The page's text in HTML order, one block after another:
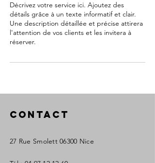
Décrivez votre service ici. Ajoutez des
détails grâce à un texte informatif et clair.
Une description détaillée et précise attirera
l'attention de vos clients et les invitera à
réserver.
Contact
27 Rue Smolett06300 Nice